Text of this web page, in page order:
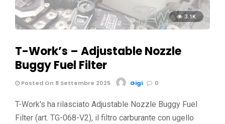
3.1K
T-Work’s – Adjustable Nozzle
Buggy Fuel Filter
Posted On 8 Settembre 2025 Gigi 0
T-Work's ha rilasciato Adjustable Nozzle Buggy Fuel
Filter (art. TG-068-V2), il filtro carburante con ugello